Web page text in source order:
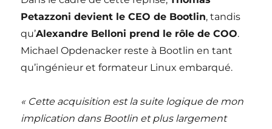
Petazzoni devient le CEO de Bootlin, tandis
qu’Alexandre Belloni prend le rôle de COO.
Michael Opdenacker reste à Bootlin en tant
qu’ingénieur et formateur Linux embarqué.
« Cette acquisition est la suite logique de mon
implication dans Bootlin et plus largement